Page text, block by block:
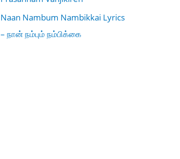
Naan Nambum Nambikkai Lyrics
– நான் நம்பும் நம்பிக்கை